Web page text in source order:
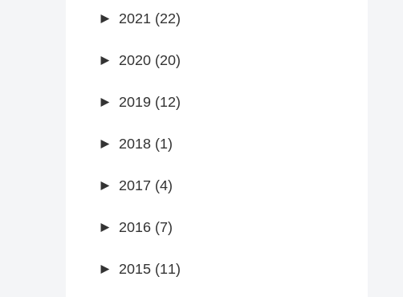
► 2021 (22)
► 2020 (20)
► 2019 (12)
► 2018 (1)
► 2017 (4)
► 2016 (7)
► 2015 (11)